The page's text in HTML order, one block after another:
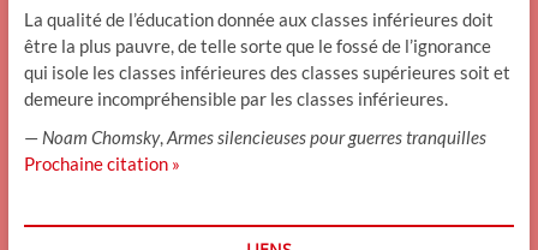
La qualité de l’éducation donnée aux classes inférieures doit
être la plus pauvre, de telle sorte que le fossé de l’ignorance
qui isole les classes inférieures des classes supérieures soit et
demeure incompréhensible par les classes inférieures.
— Noam Chomsky,Armes silencieuses pour guerres tranquilles
Prochaine citation »